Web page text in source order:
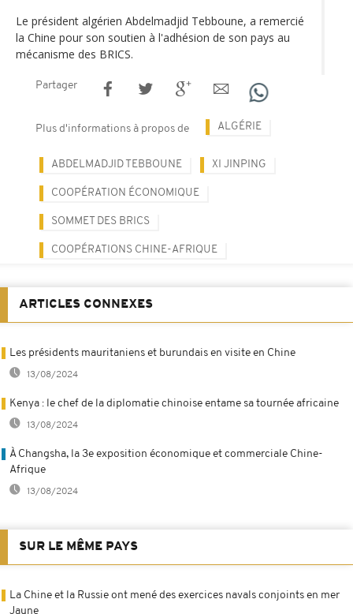
Le président algérien Abdelmadjid Tebboune, a remercié
la Chine pour son soutien à l'adhésion de son pays au
mécanisme des BRICS.
Partager
Plus d'informations à propos de ALGÉRIE
ABDELMADJID TEBBOUNE XI JINPING
COOPÉRATION ÉCONOMIQUE
SOMMET DES BRICS
COOPÉRATIONS CHINE-AFRIQUE
ARTICLES CONNEXES
Les présidents mauritaniens et burundais en visite en Chine
13/08/2024
Kenya : le chef de la diplomatie chinoise entame sa tournée africaine
13/08/2024
À Changsha, la 3e exposition économique et commerciale Chine-
Afrique
13/08/2024
SUR LE MÊME PAYS
La Chine et la Russie ont mené des exercices navals conjoints en mer
Jaune